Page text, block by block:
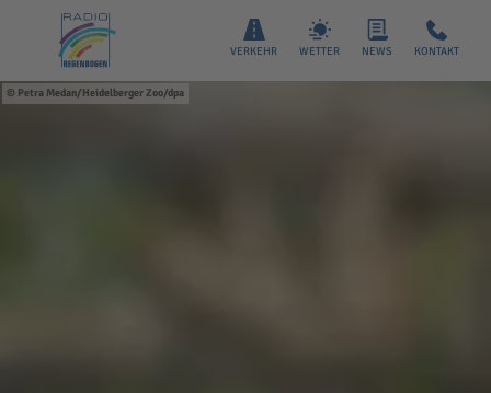
VERKEHR WETTER NEWS KONTAKT
Petra Medan/Heidelberger Zoo/dpa